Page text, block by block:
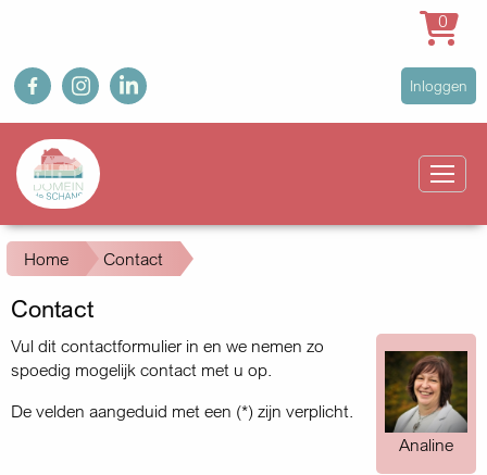
Overslaan
en
naar
inhoud
gaan
fb ig in
User
account
Inloggen
Main
navigation
0
Kruimelpad
Home Contact
Contact
Vul dit contactformulier in en we nemen zo
spoedig mogelijk contact met u op.
De velden aangeduid met een (*) zijn verplicht.
Analine